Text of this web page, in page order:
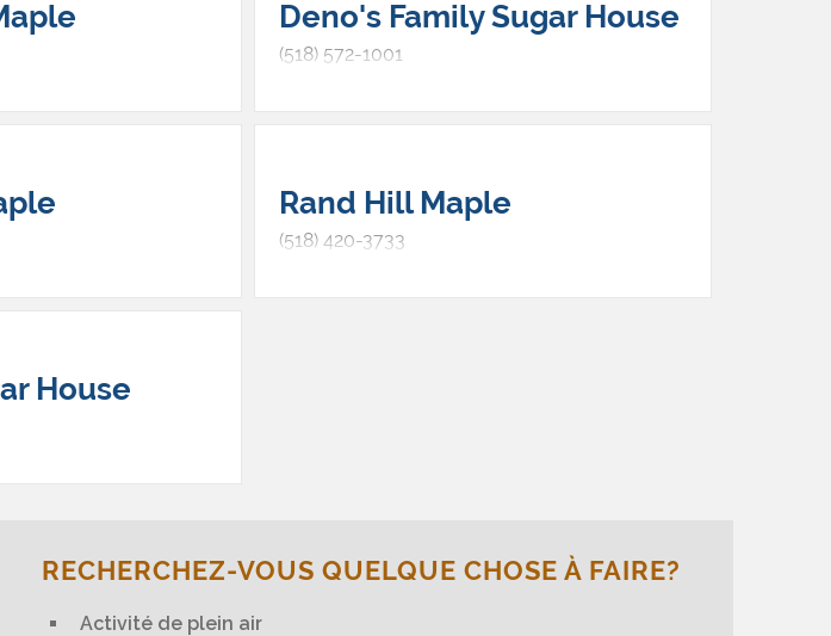
Deno's Family Sugar House
(518) 572-1001
Rand Hill Maple
(518) 420-3733
House
RECHERCHEZ-VOUS QUELQUE CHOSE À FAIRE?
Activité de plein air